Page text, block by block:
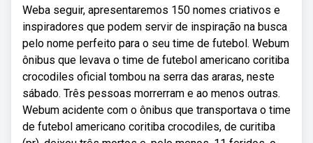
Weba seguir, apresentaremos 150 nomes criativos e
inspiradores que podem servir de inspiração na busca
pelo nome perfeito para o seu time de futebol. Webum
ônibus que levava o time de futebol americano coritiba
crocodiles oficial tombou na serra das araras, neste
sábado. Três pessoas morrerram e ao menos outras.
Webum acidente com o ônibus que transportava o time
de futebol americano coritiba crocodiles, de curitiba